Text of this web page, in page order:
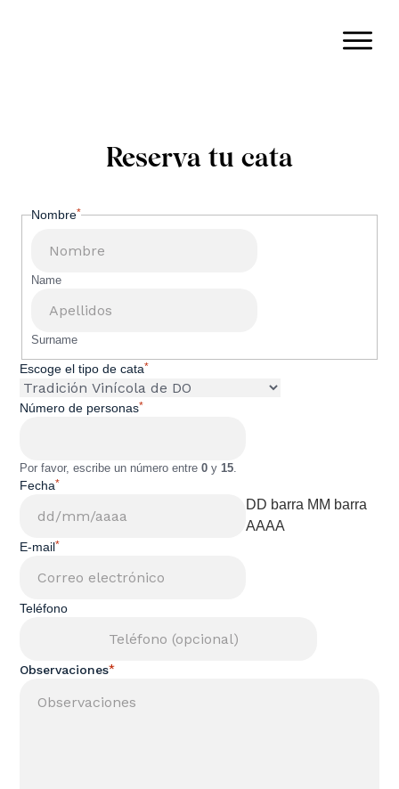
Reserva tu cata
Nombre*
Name
Surname
Escoge el tipo de cata*
Número de personas*
Por favor, escribe un número entre 0 y 15
Fecha*
DD barra MM barra
AAAA
E-mail*
Teléfono
Observaciones*